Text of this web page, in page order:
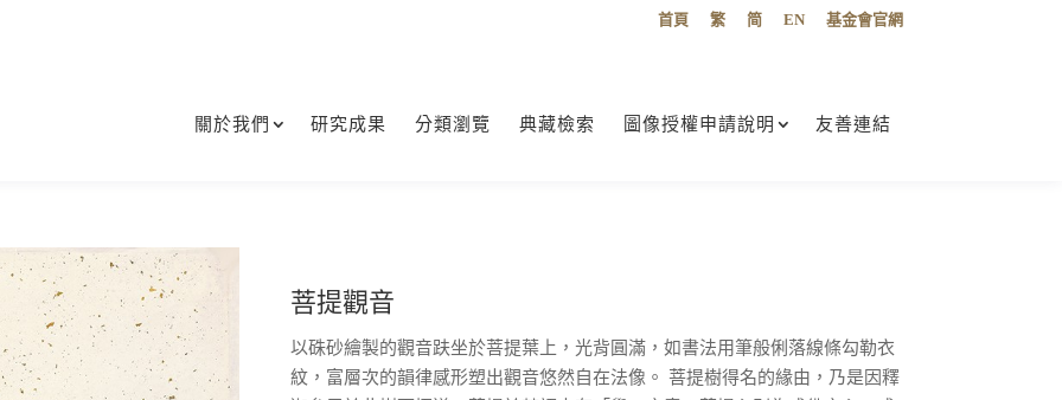
首頁 繁 简 EN 基金會官網
關於我們 研究成果 分類瀏覽 典藏檢索 圖像授權申請說明 友善連結
菩提觀音
以硃砂繪製的觀音趺坐於菩提葉上，光背圓滿，如書法用筆般俐落線條勾勒衣
紋，富層次的韻律感形塑出觀音悠然自在法像。 菩提樹得名的緣由，乃是因釋